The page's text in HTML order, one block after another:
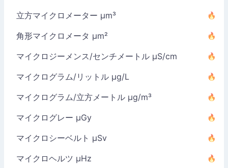
立方マイクロメーター µm³
角形マイクロメータ µm²
マイクロジーメンス/センチメートル µS/cm
マイクログラム/リットル µg/L
マイクログラム/立方メートル µg/m³
マイクログレー µGy
マイクロシーベルト µSv
マイクロヘルツ µHz